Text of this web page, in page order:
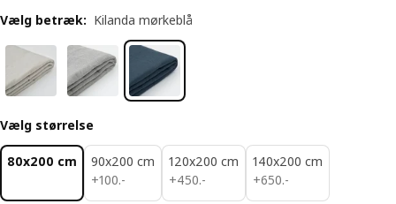
Vælg betræk: Kilanda mørkeblå
Vælg størrelse
80x200 cm
90x200 cm
+100.-
100.-
120x200 cm
+450.-
450.-
140x200 cm
+650.-
650.-